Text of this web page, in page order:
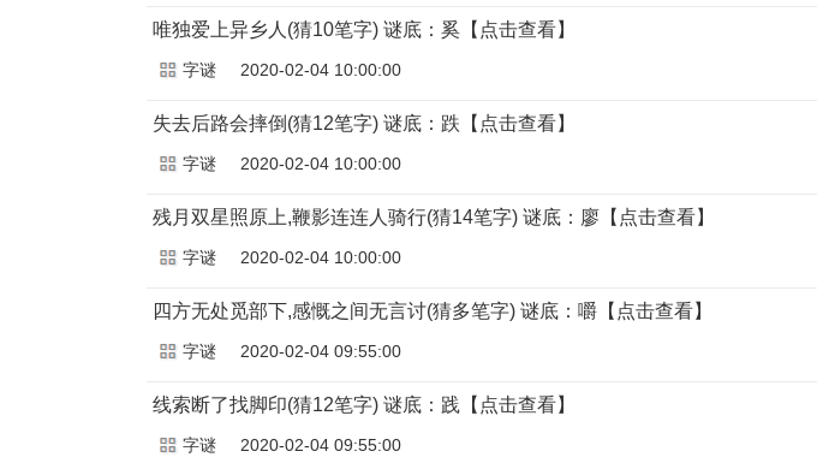
唯独爱上异乡人(猜10笔字) 谜底：奚【点击查看】
2020-02-04 10:00:00
字谜
失去后路会摔倒(猜12笔字) 谜底：跌【点击查看】
2020-02-04 10:00:00
字谜
残月双星照原上,鞭影连连人骑行(猜14笔字) 谜底：廖【点击查看】
2020-02-04 10:00:00
字谜
四方无处觅部下,感慨之间无言讨(猜多笔字) 谜底：嚼【点击查看】
2020-02-04 09:55:00
字谜
线索断了找脚印(猜12笔字) 谜底：践【点击查看】
2020-02-04 09:55:00
字谜